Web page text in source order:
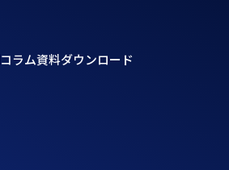
コラム資料ダウンロード